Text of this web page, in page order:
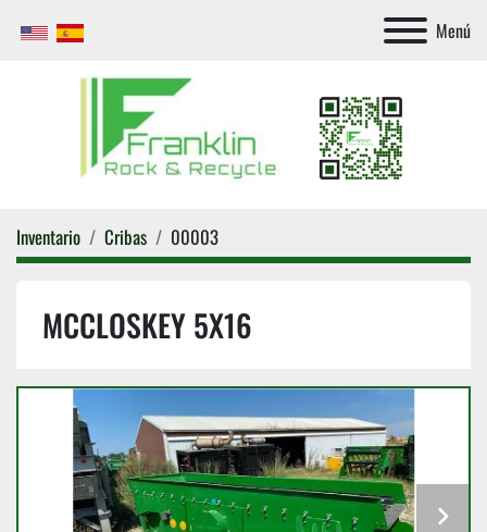
Menú
Inventario Cribas 00003
MCCLOSKEY 5X16